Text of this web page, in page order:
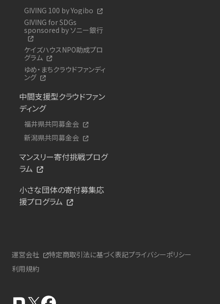
GIVING 100 by Yogibo
GIVING for SDGs
sponsored by ソニー銀行
ケイズハウスNPO助成プロ
グラム
ゆめ・まちクラウドファンディ
ング
中間支援型クラウドファン
ディング
福井県共同募金会
新潟県共同募金会
マンスリー寄付挑戦プログ
ラム
小さな団体の寄付募集応
援プログラム
運営会社 特定商取引法に基づく表記プライバシーポリシー
利用規約